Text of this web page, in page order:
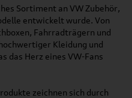
Sortiment an VW Zubehör,
entwickelt wurde. Von
Fahrradträgern und
Kleidung und
das Herz eines VW-Fans
zeichnen sich durch